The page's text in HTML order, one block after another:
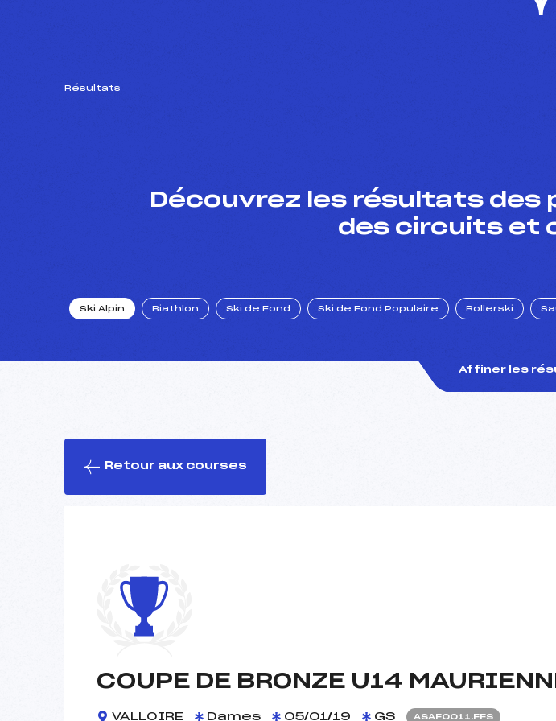
Résultats
Découvrez les résultats des
des circuits et
Ski Alpin Biathlon Ski de Fond Ski de Fond Populaire Rollerski
Affiner les
Retour aux courses
COUPE DE BRONZE U14
VALLOIRE Dames 05/01/19 GS ASAF0011.FFS